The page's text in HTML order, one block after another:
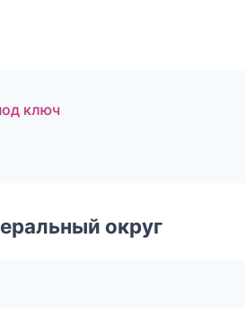
ключ
округ